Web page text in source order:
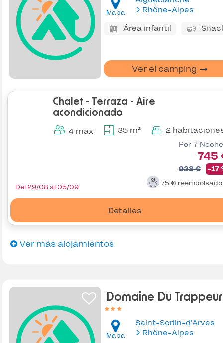
Mapa
Rhône-Alpes
Área infantil
Ver el camping
Chalet - Terraza - Aire
acondicionado
4 max 35 m² 2
Por 7
745
928 € -17
75 € reembolsado
Detalles
Del 29/08 al 05/09
Ver más alojamientos
Domaine Du Trappeur
Mapa
Saint-Sorlin-d'Arves
Rhône-Alpes